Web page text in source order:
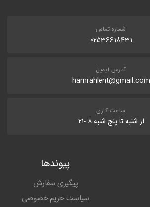
شماره تماس
02536618431
آدرس ایمیل
hamrahlent@gmail.com
ساعت کاری
از شنبه تا پنج شنبه ۸ -۲۱
پیوندها
پیگیری سفارش
سیاست حریم خصوصی